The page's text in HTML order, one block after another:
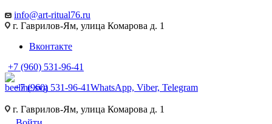
info@art-ritual76.ru
г. Гаврилов-Ям, улица Комарова д. 1
Вконтакте
+7 (960) 531-96-41
+7 (960) 531-96-41WhatsApp, Viber, Telegram
г. Гаврилов-Ям, улица Комарова д. 1